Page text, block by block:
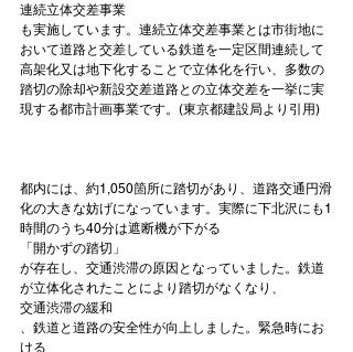
連続立体交差事業
も実施しています。連続立体交差事業とは市街地に
おいて道路と交差している鉄道を一定区間連続して
高架化又は地下化することで立体化を行い、多数の
踏切の除却や新設交差道路との立体交差を一挙に実
現する都市計画事業です。(東京都建設局より引用)
都内には、約1,050箇所に踏切があり、道路交通円滑
化の大きな妨げになっています。実際に下北沢にも1
時間のうち40分は遮断機が下がる
「開かずの踏切」
が存在し、交通渋滞の原因となっていました。鉄道
が立体化されたことにより踏切がなくなり、
交通渋滞の緩和
、鉄道と道路の安全性が向上しました。緊急時にお
ける